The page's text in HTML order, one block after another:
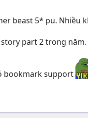
beast 5* pu. Nhiều
part 2 trong năm.
bookmark support